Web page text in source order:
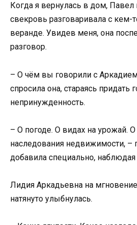
Когда я вернулась в дом,
свекровь разговаривала с кем-
веранде. Увидев меня, она
разговор.
– О чём вы говорили с
спросила она, стараясь придать
непринужденность.
– О погоде. О видах на урожай.
наследования недвижимости, –
добавила специально, наблюдая
Лидия Аркадьевна на
натянуто улыбнулась.